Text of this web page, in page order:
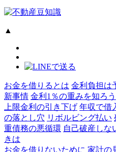
▲
お金を借りるとは 金利負担は
新事情 金利1％の重みを知ろう
上限金利の引き下げ 年収で借
の落とし穴 リボルビング払い
重債務の悪循環 自己破産しな
きは
お金を借りないために 家計の